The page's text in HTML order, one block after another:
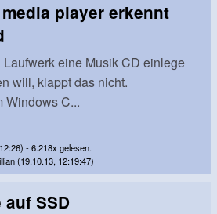
player erkennt
eine Musik CD einlege
will, klappt das nicht.
Windows C...
- 6.218x gelesen.
(19.10.13, 12:19:47)
SSD